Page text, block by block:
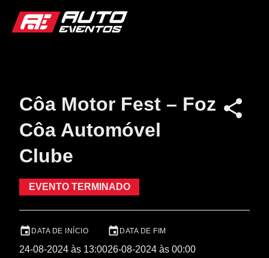
Côa Motor Fest – Foz
Côa Automóvel
Clube
EVENTO TERMINADO
DATA DE INÍCIO
24-08-2024 às 13:00
DATA DE FIM
26-08-2024 às 00:00